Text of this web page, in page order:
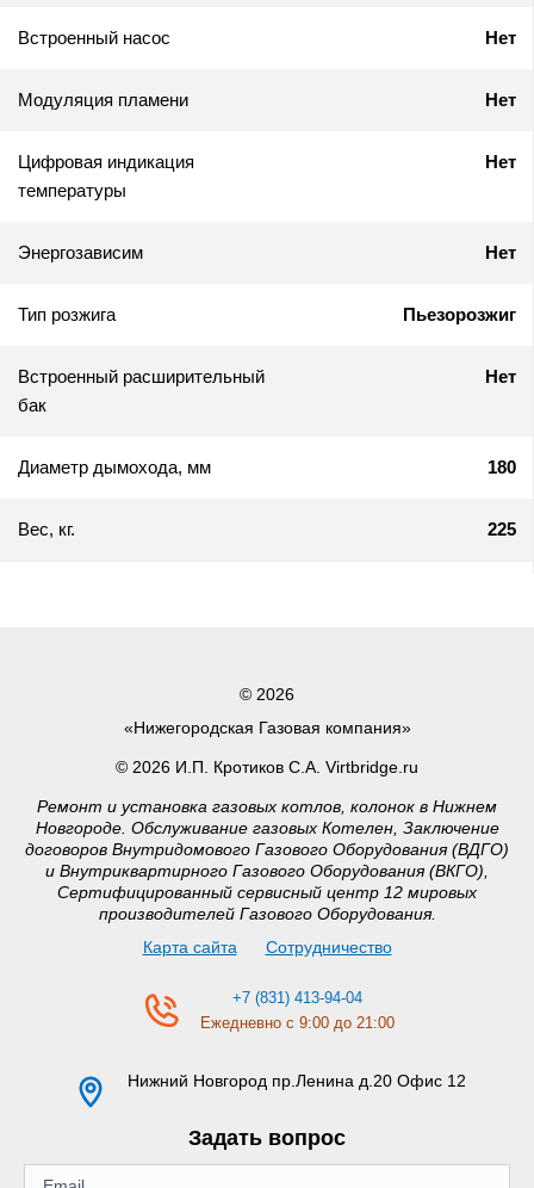
Встроенный насос Нет
Модуляция пламени Нет
Цифровая индикация
температуры
Нет
Энергозависим Нет
Тип розжига Пьезорозжиг
Встроенный расширительный
бак
Нет
Диаметр дымохода, мм 180
Вес, кг. 225
© 2026
«Нижегородская Газовая компания»
© 2026 И.П. Кротиков С.А. Virtbridge.ru
Ремонт и установка газовых котлов, колонок в Нижнем
Новгороде. Обслуживание газовых Котелен, Заключение
договоров Внутридомового Газового Оборудования (ВДГО)
и Внутриквартирного Газового Оборудования (ВКГО),
Сертифицированный сервисный центр 12 мировых
производителей Газового Оборудования.
Карта сайта
Сотрудничество
+7 (831) 413-94-04
Ежедневно с 9:00 до 21:00
Нижний Новгород пр.Ленина д.20 Офис 12
Задать вопрос